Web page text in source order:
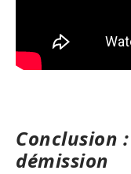
Conclusion
démission